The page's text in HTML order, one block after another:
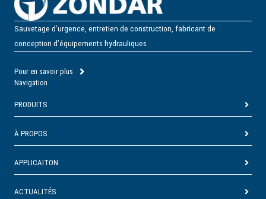
Sauvetage d’urgence, entretien de construction, fabricant de
conception d’équipements hydrauliques
Pour en savoir plus
Navigation
PRODUITS
À PROPOS
APPLICAITON
ACTUALITÉS